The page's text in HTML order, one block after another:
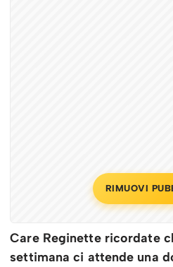
RIMUOVI
Care Reginette ricordate
settimana ci attende una